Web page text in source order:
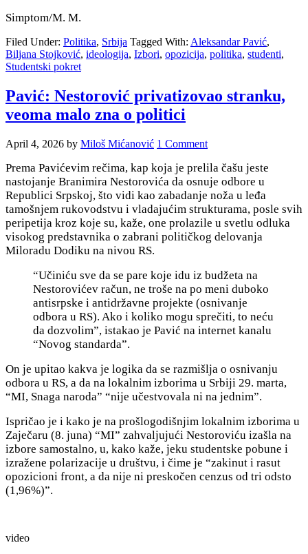
Simptom/M. M.
Filed Under: Politika, Srbija Tagged With: Aleksandar Pavić,
Biljana Stojković, ideologija, Izbori, opozicija, politika, studenti,
Studentski pokret
Pavić: Nestorović privatizovao stranku,
veoma malo zna o politici
April 4, 2026 by Miloš Mićanović 1 Comment
Prema Pavićevim rečima, kap koja je prelila čašu jeste
nastojanje Branimira Nestorovića da osnuje odbore u
Republici Srpskoj, što vidi kao zabadanje noža u leđa
tamošnjem rukovodstvu i vladajućim strukturama, posle svih
peripetija kroz koje su, kaže, one prolazile u svetlu odluka
visokog predstavnika o zabrani političkog delovanja
Miloradu Dodiku na nivou RS.
“Učiniću sve da se pare koje idu iz budžeta na
Nestorovićev račun, ne troše na po meni duboko
antisrpske i antidržavne projekte (osnivanje
odbora u RS). Ako i koliko mogu sprečiti, to neću
da dozvolim”, istakao je Pavić na internet kanalu
“Novog standarda”.
On je upitao kakva je logika da se razmišlja o osnivanju
odbora u RS, a da na lokalnim izborima u Srbiji 29. marta,
“MI, Snaga naroda” “nije učestvovala ni na jednim”.
Ispričao je i kako je na prošlogodišnjim lokalnim izborima u
Zaječaru (8. juna) “MI” zahvaljujući Nestoroviću izašla na
izbore samostalno, u, kako kaže, jeku studentske pobune i
izražene polarizacije u društvu, i čime je “zakinut i rasut
opozicioni front, a da nije ni preskočen cenzus od tri odsto
(1,96%)”.
video